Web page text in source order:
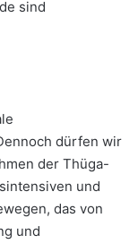
sind
dürfen wir
der Thüga-
und
das von
und